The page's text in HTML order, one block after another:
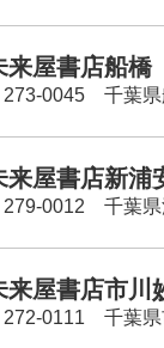
来屋書店船橋
273-0045 千葉県
来屋書店新浦
279-0012 千葉県
来屋書店市川
272-0111 千葉県